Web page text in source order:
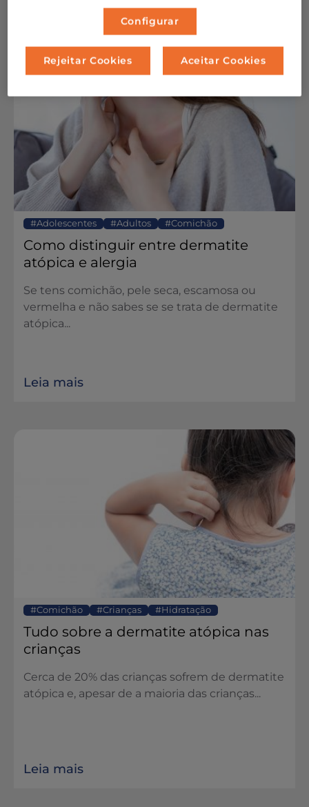
Adolescentes Adultos Comichão
Como distinguir entre dermatite
atópica e alergia
Se tens comichão, pele seca, escamosa ou
vermelha e não sabes se se trata de dermatite
atópica...
Leia mais
Comichão Crianças Hidratação
Tudo sobre a dermatite atópica nas
crianças
Cerca de 20% das crianças sofrem de dermatite
atópica e, apesar de a maioria das crianças...
Leia mais
Configurar
Rejeitar Cookies Aceitar Cookies